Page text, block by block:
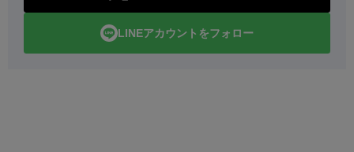
LINEアカウントをフォロー